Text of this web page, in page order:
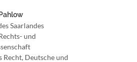
Saarlandes
und
Recht, Deutsche und